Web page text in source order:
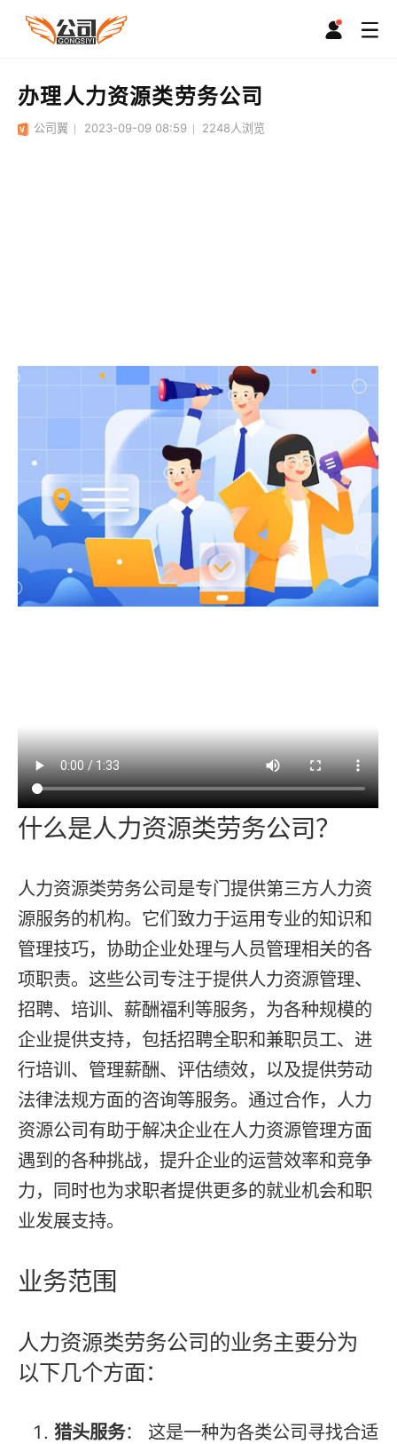
办理人力资源类劳务公司
公司翼 2023-09-09 08:59 2248人浏览
什么是人力资源类劳务公司？
人力资源类劳务公司是专门提供第三方人力资
源服务的机构。它们致力于运用专业的知识和
管理技巧，协助企业处理与人员管理相关的各
项职责。这些公司专注于提供人力资源管理、
招聘、培训、薪酬福利等服务，为各种规模的
企业提供支持，包括招聘全职和兼职员工、进
行培训、管理薪酬、评估绩效，以及提供劳动
法律法规方面的咨询等服务。通过合作，人力
资源公司有助于解决企业在人力资源管理方面
遇到的各种挑战，提升企业的运营效率和竞争
力，同时也为求职者提供更多的就业机会和职
业发展支持。
业务范围
人力资源类劳务公司的业务主要分为
以下几个方面：
猎头服务： 这是一种为各类公司寻找合适